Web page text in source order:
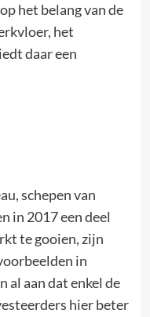
het belang van de
het
daar een
schepen van
in 2017 een deel
te gooien, zijn
in
al aan dat enkel de
hier beter